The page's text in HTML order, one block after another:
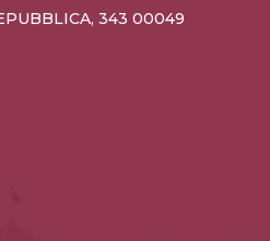
343 00049